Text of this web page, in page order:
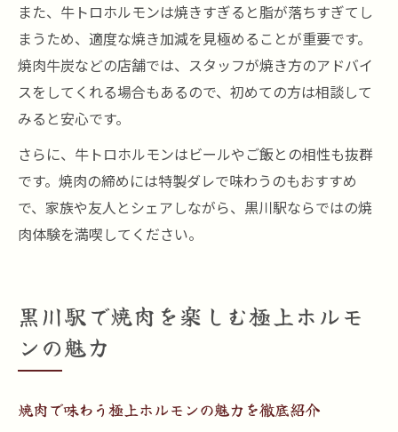
また、牛トロホルモンは焼きすぎると脂が落ちすぎてし
まうため、適度な焼き加減を見極めることが重要です。
焼肉牛炭などの店舗では、スタッフが焼き方のアドバイ
スをしてくれる場合もあるので、初めての方は相談して
みると安心です。
さらに、牛トロホルモンはビールやご飯との相性も抜群
です。焼肉の締めには特製ダレで味わうのもおすすめ
で、家族や友人とシェアしながら、黒川駅ならではの焼
肉体験を満喫してください。
黒川駅で焼肉を楽しむ極上ホルモ
ンの魅力
焼肉で味わう極上ホルモンの魅力を徹底紹介